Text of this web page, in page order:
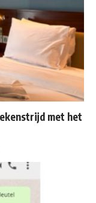
met het